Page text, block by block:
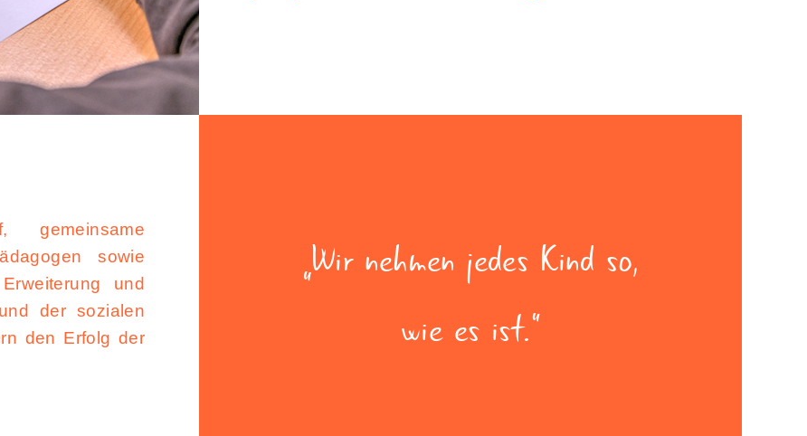
gemeinsame
sowie
und
der sozialen
den Erfolg der
Wir nehmen jedes Kind so,
wie es ist.